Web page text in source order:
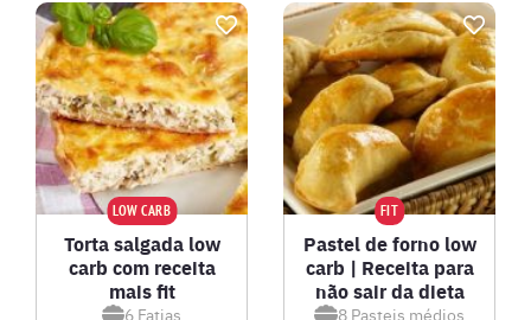
LOW CARB
Torta salgada low
carb com receita
mais fit
6 Fatias
FIT
Pastel de forno low
carb | Receita para
não sair da dieta
8 Pasteis médios